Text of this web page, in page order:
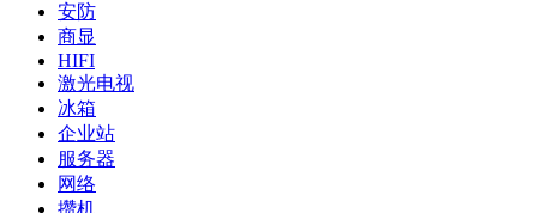
安防
商显
HIFI
激光电视
冰箱
企业站
服务器
网络